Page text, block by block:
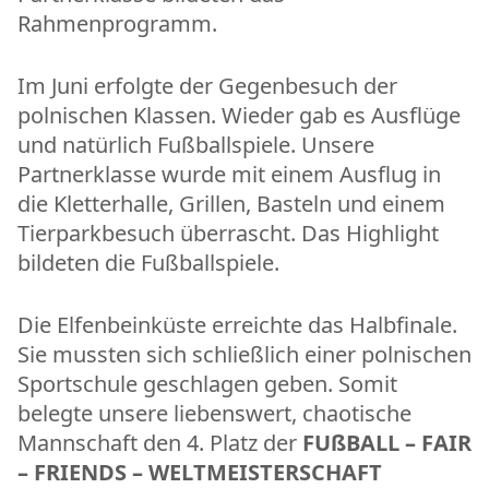
Rahmenprogramm.
Im Juni erfolgte der Gegenbesuch der
polnischen Klassen. Wieder gab es Ausflüge
und natürlich Fußballspiele. Unsere
Partnerklasse wurde mit einem Ausflug in
die Kletterhalle, Grillen, Basteln und einem
Tierparkbesuch überrascht. Das Highlight
bildeten die Fußballspiele.
Die Elfenbeinküste erreichte das Halbfinale.
Sie mussten sich schließlich einer polnischen
Sportschule geschlagen geben. Somit
belegte unsere liebenswert, chaotische
Mannschaft den 4. Platz der FUßBALL – FAIR
– FRIENDS – WELTMEISTERSCHAFT